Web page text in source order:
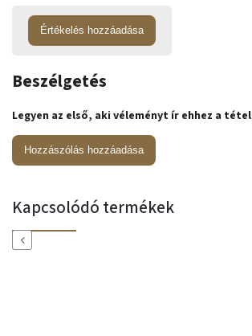
Értékelés hozzáadása
Beszélgetés
Legyen az első, aki véleményt ír ehhez a
Hozzászólás hozzáadása
Kapcsolódó termékek
Previous